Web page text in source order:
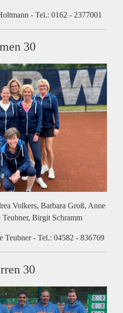
- Tel.: 0162 - 2377001
30
Volkers, Barbara Groß, Anne
Birgit Schramm
Teubner - Tel.: 04582 - 836769
30